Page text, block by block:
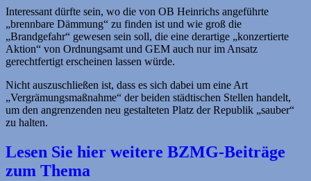
Interessant dürfte sein, wo die von OB Heinrichs angeführte
„brennbare Dämmung“ zu finden ist und wie groß die
„Brandgefahr“ gewesen sein soll, die eine derartige „konzertierte
Aktion“ von Ordnungsamt und GEM auch nur im Ansatz
gerechtfertigt erscheinen lassen würde.
Nicht auszuschließen ist, dass es sich dabei um eine Art
„Vergrämungsmaßnahme“ der beiden städtischen Stellen handelt,
um den angrenzenden neu gestalteten Platz der Republik „sauber“
zu halten.
Lesen Sie hier weitere BZMG-Beiträge
zum Thema